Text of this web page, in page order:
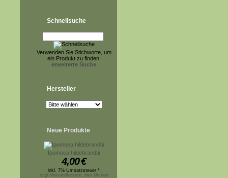
Schnellsuche
Verwenden Sie Stichworte, um
ein Produkt zu finden.
erweiterte Suche
Hersteller
Neue Produkte
Ipomoea hildebrandtii
4,00€
inkl. 7% Umsatzsteuer *
zzgl.Versandkosten, hier klicken